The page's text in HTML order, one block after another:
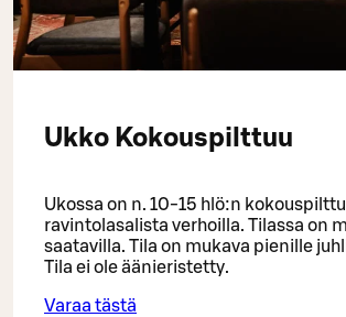
Ukko Kokouspilttuu
Ukossa on n. 10-15 hlö:n
ravintolasalista verhoilla. Tilassa on
saatavilla. Tila on mukava pienille
Tila ei ole äänieristetty.
Varaa tästä